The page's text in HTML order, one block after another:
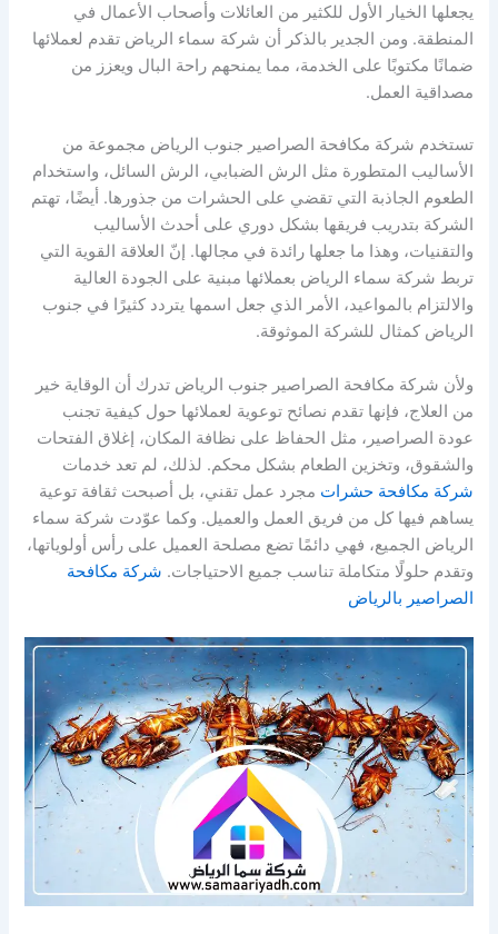
يجعلها الخيار الأول للكثير من العائلات وأصحاب الأعمال في
المنطقة. ومن الجدير بالذكر أن شركة سماء الرياض تقدم لعملائها
ضمانًا مكتوبًا على الخدمة، مما يمنحهم راحة البال ويعزز من
مصداقية العمل.
تستخدم شركة مكافحة الصراصير جنوب الرياض مجموعة من
الأساليب المتطورة مثل الرش الضبابي، الرش السائل، واستخدام
الطعوم الجاذبة التي تقضي على الحشرات من جذورها. أيضًا، تهتم
الشركة بتدريب فريقها بشكل دوري على أحدث الأساليب
والتقنيات، وهذا ما جعلها رائدة في مجالها. إنّ العلاقة القوية التي
تربط شركة سماء الرياض بعملائها مبنية على الجودة العالية
والالتزام بالمواعيد، الأمر الذي جعل اسمها يتردد كثيرًا في جنوب
الرياض كمثال للشركة الموثوقة.
ولأن شركة مكافحة الصراصير جنوب الرياض تدرك أن الوقاية خير
من العلاج، فإنها تقدم نصائح توعوية لعملائها حول كيفية تجنب
عودة الصراصير، مثل الحفاظ على نظافة المكان، إغلاق الفتحات
والشقوق، وتخزين الطعام بشكل محكم. لذلك، لم تعد خدمات
شركة مكافحة حشرات مجرد عمل تقني، بل أصبحت ثقافة توعية
يساهم فيها كل من فريق العمل والعميل. وكما عوّدت شركة سماء
الرياض الجميع، فهي دائمًا تضع مصلحة العميل على رأس أولوياتها،
وتقدم حلولًا متكاملة تناسب جميع الاحتياجات. شركة مكافحة
الصراصير بالرياض